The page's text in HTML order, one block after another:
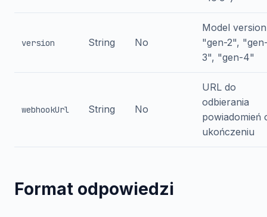
version String No
Model
"gen-2",
3", "gen-4"
webhookUrl String No
URL do
odbierania
powiadomień
ukończeniu
Format odpowiedzi